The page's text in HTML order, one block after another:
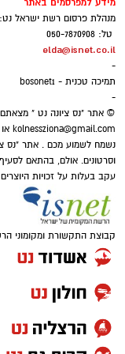
20 שנה של
הזמנים של
בת 13
בבית ספרה.
סערה בעולם
בגלוי לצד
הרשת
הזמר הבריטי בוי
מידע למפרסמים באתר
מנהלת פרסום רשת ישראל נט:
טל: 050-7870908
elda@isnet.co.il
-
תמיכה טכנית - bosonet1
-
© אתר "נס ציונה נט "
kolnessziona@gmail.com
נשמח לשמוע מכם . אתר "נס
עקב בעלות על זכויות
קבוצת התקשורת ומקומוני